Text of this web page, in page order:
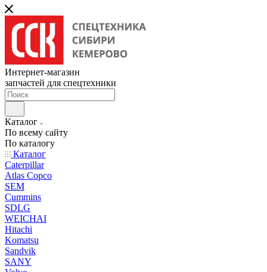
Интернет-магазин
запчастей для спецтехники
Каталог
По всему сайту
По каталогу
Каталог
Caterpillar
Atlas Copco
SEM
Cummins
SDLG
WEICHAI
Hitachi
Komatsu
Sandvik
SANY